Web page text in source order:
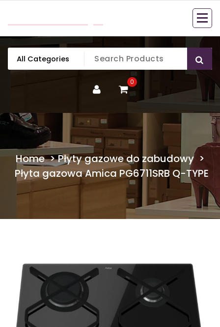
content
0
Home>Płyty gazowe do zabudowy>
Płyta gazowa Amica PG6711SRB Q-TYPE